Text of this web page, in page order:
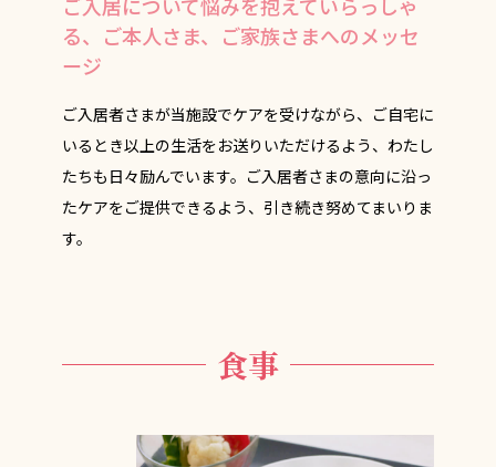
る、ご本人さま、ご家族さまへのメッセ
ージ
ご入居者さまが当施設でケアを受けながら、ご自宅に
いるとき以上の生活をお送りいただけるよう、わたし
たちも日々励んでいます。ご入居者さまの意向に沿っ
たケアをご提供できるよう、引き続き努めてまいりま
す。
食事